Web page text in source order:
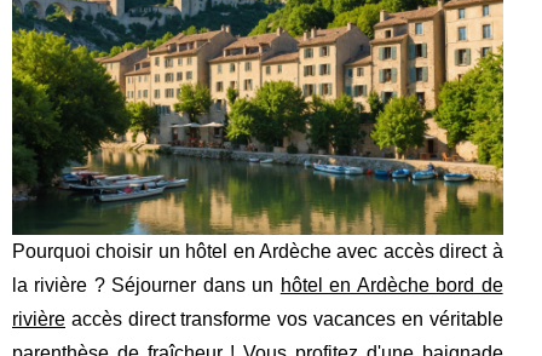
Pourquoi choisir un hôtel en Ardèche avec accès direct à
la rivière ? Séjourner dans un hôtel en Ardèche bord de
rivière accès direct transforme vos vacances en véritable